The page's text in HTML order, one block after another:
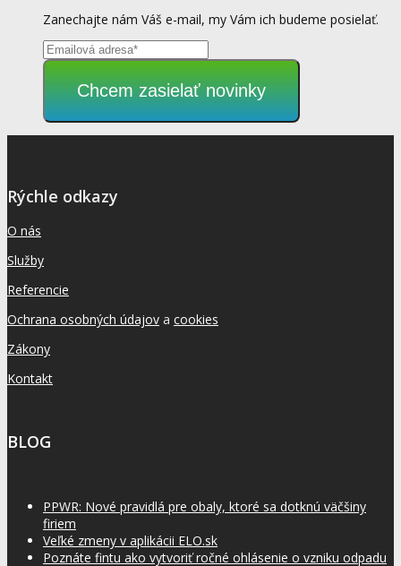
Zanechajte nám Váš e-mail, my Vám ich budeme posielať.
Chcem zasielať novinky
Rýchle odkazy
O nás
Služby
Referencie
Ochrana osobných údajov a cookies
Zákony
Kontakt
BLOG
PPWR: Nové pravidlá pre obaly, ktoré sa dotknú väčšiny
firiem
Veľké zmeny v aplikácii ELO.sk
Poznáte fintu ako vytvoriť ročné ohlásenie o vzniku odpadu